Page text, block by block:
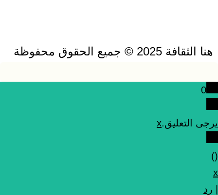
هنا الثقافة 2025 © جميع الحقوق محفوظة
0
يرجى التعليق.x
(
)
x
رد